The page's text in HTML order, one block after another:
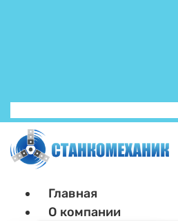
Главная
О компании